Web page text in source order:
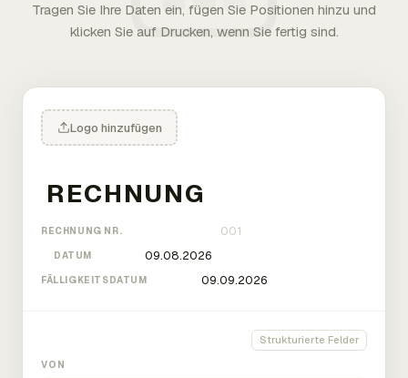
Tragen Sie Ihre Daten ein, fügen Sie Positionen hinzu und
klicken Sie auf Drucken, wenn Sie fertig sind.
Logo hinzufügen
RECHNUNG NR.
DATUM
FÄLLIGKEITSDATUM
Strukturierte Felder
VON